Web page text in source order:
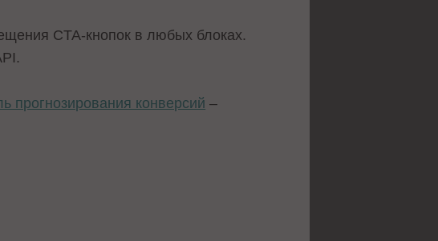
CTA-кнопок в любых блоках.
прогнозирования конверсий –